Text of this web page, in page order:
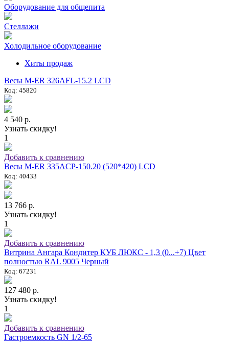
Оборудование для общепита
Стеллажи
Холодильное оборудование
Хиты продаж
Весы M-ER 326AFL-15.2 LCD
Код: 45820
4 540 р.
Узнать скидку!
1
Добавить к сравнению
Весы M-ER 335ACP-150.20 (520*420) LCD
Код: 40433
13 766 р.
Узнать скидку!
1
Добавить к сравнению
Витрина Ангара Кондитер КУБ ЛЮКС - 1,3 (0...+7) Цвет
полностью RAL 9005 Черный
Код: 67231
127 480 р.
Узнать скидку!
1
Добавить к сравнению
Гастроемкость GN 1/2-65